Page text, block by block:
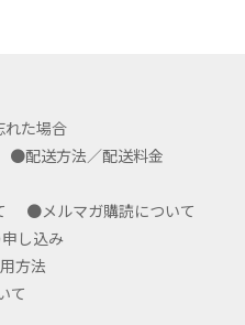
れた場合
●配送方法／配送料金
●メルマガ購読について
し込み
方法
て